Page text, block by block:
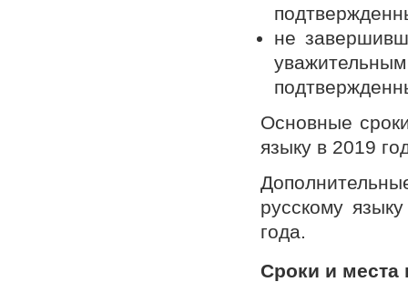
не
Основные
языку в 2019
русскому
года.
Сроки и места